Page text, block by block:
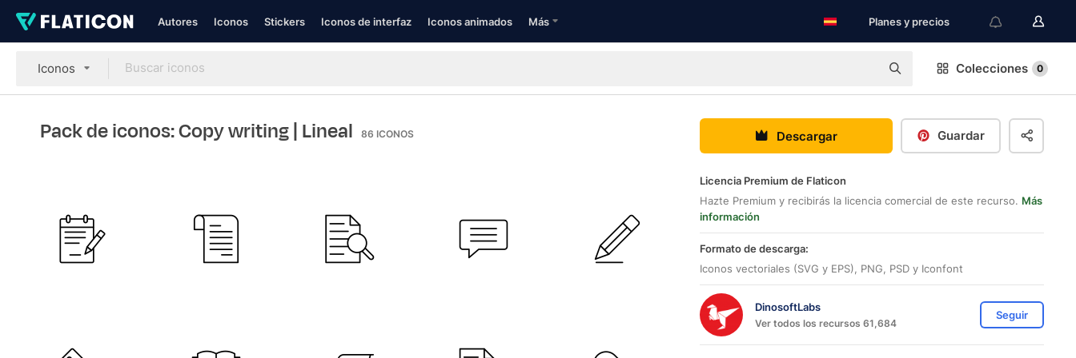
Autores Iconos Stickers Iconos de interfaz Iconos animados Más Planes y precios
Iconos Colecciones 0
Pack de iconos: Copy writing| Lineal 86 ICONOS Descargar Guardar
Licencia Premium de Flaticon
Hazte Premium y recibirás la licencia comercial de este recurso. Más
información
Formato de descarga:
Iconos vectoriales (SVG y EPS), PNG, PSD y Iconfont
DinosoftLabs
Ver todos los recursos 61,684
Seguir